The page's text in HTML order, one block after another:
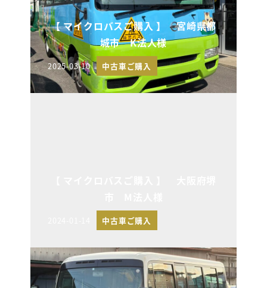
【 マイクロバスご購入 】 宮崎県都
城市 K法人様
投稿日
2025-03-10 中古車ご購入
中古車ご購入